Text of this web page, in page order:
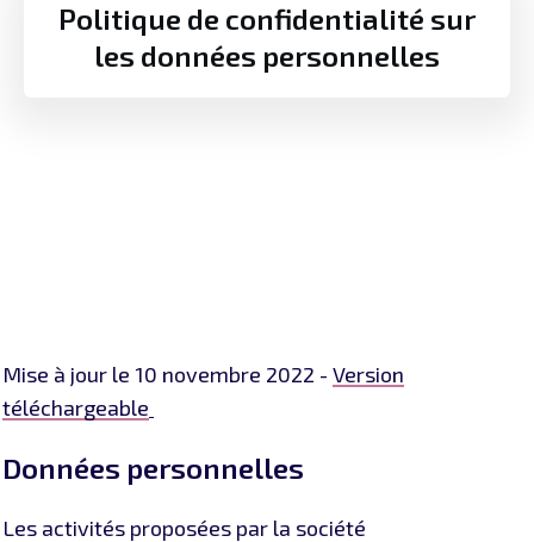
Politique de confidentialité sur
les données personnelles
Mise à jour le 10 novembre 2022 - Version
téléchargeable
Données personnelles
Les activités proposées par la société